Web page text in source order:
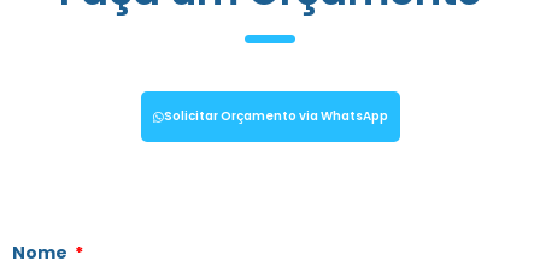
Solicitar Orçamento via WhatsApp
Nome